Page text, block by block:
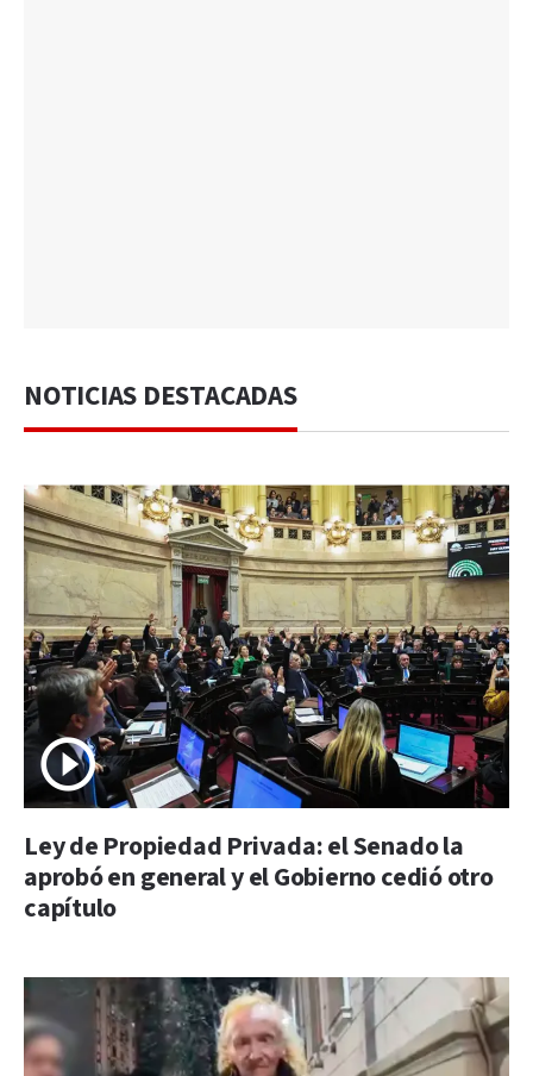
NOTICIAS DESTACADAS
Ley de Propiedad Privada: el Senado la
aprobó en general y el Gobierno cedió otro
capítulo